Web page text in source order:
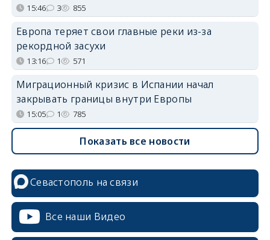
15:46 3 855
Европа теряет свои главные реки из-за
рекордной засухи
13:16 1 571
Миграционный кризис в Испании начал
закрывать границы внутри Европы
15:05 1 785
Показать все новости
Севастополь на связи
Все наши Видео